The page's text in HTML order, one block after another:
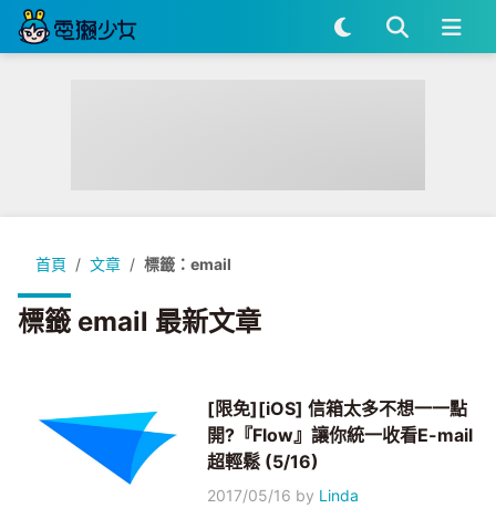
首頁 文章 標籤：email
標籤 email 最新文章
[限免][iOS] 信箱太多不想一一點
開?『Flow』讓你統一收看E-mail
超輕鬆 (5/16)
2017/05/16 by Linda